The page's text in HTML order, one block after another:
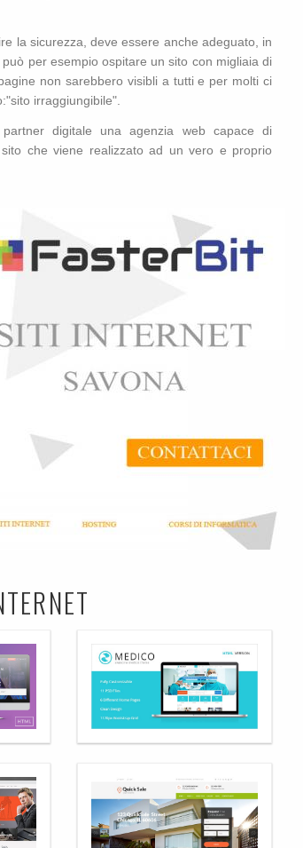
la sicurezza, deve essere anche adeguato, in
per esempio ospitare un sito con migliaia di
non sarebbero visibli a tutti e per molti ci
irraggiungibile".
digitale una agenzia web capace di
che viene realizzato ad un vero e proprio